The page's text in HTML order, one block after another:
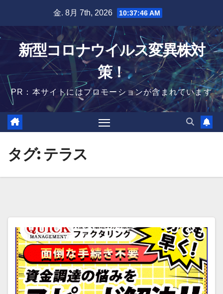
content
金. 8月 7th, 2026 10:37:47 AM
新型コロナウイルス変異株対
策！
PR：本サイトにはプロモーションが含まれています
タグ: テラス